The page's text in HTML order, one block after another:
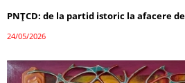
PNȚCD: de la partid istoric la afacere
24/05/2026